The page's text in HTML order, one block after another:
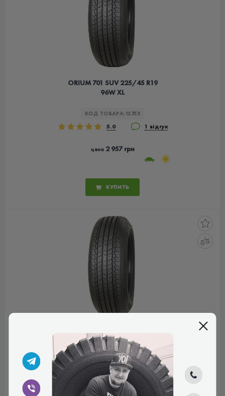
ORIUM 701 SUV 225/45 R19
96W XL
КОД ТОВАРА: 12753
5.0 1 відгук
цена2 957 грн
КУПИТЬ
ORIUM 701 SUV 215/65 R17
99V
КОД ТОВАРА:12750
5.0 1 відгук